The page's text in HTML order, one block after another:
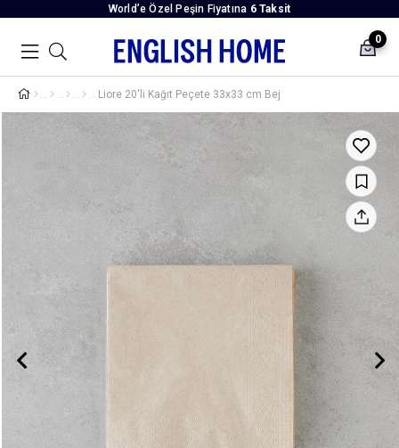
World’e Özel Peşin Fiyatına 6 Taksit
0
Liore 20'li Kağıt Peçete 33x33 cm Bej